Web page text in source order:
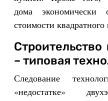
дома экономически
стоимости квадратного
– типовая
Следование
«недостатке»